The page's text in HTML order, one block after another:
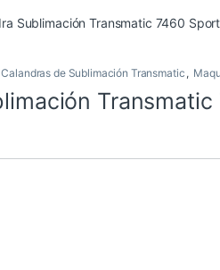
Sublimación Transmatic 7460 Sport
Calandras de Sublimación Transmatic ,
Transmatic